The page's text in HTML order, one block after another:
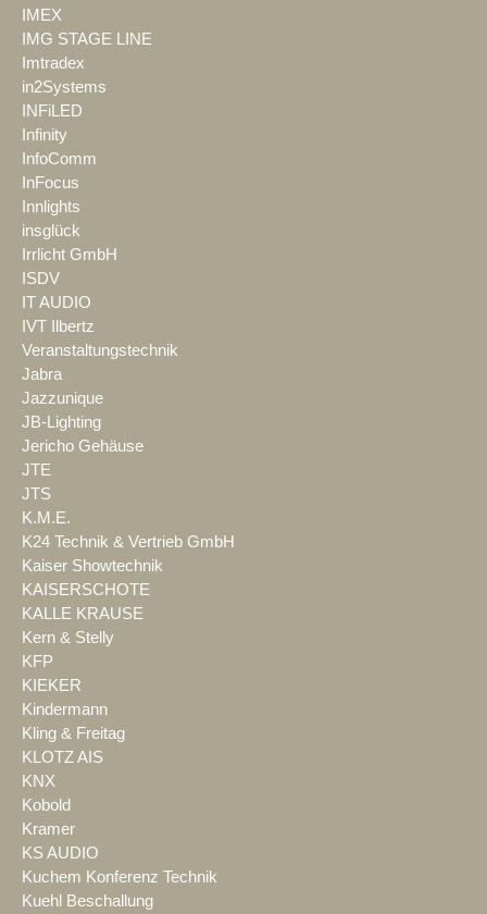
IMEX
IMG STAGE LINE
Imtradex
in2Systems
INFiLED
Infinity
InfoComm
InFocus
Innlights
insglück
Irrlicht GmbH
ISDV
IT AUDIO
IVT Ilbertz
Veranstaltungstechnik
Jabra
Jazzunique
JB-Lighting
Jericho Gehäuse
JTE
JTS
K.M.E.
K24 Technik & Vertrieb GmbH
Kaiser Showtechnik
KAISERSCHOTE
KALLE KRAUSE
Kern & Stelly
KFP
KIEKER
Kindermann
Kling & Freitag
KLOTZ AIS
KNX
Kobold
Kramer
KS AUDIO
Kuchem Konferenz Technik
Kuehl Beschallung